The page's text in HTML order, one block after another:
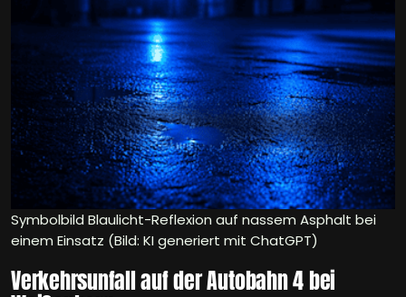
Symbolbild Blaulicht-Reflexion auf nassem Asphalt bei
einem Einsatz (Bild: KI generiert mit ChatGPT)
Verkehrsunfall auf der Autobahn 4 bei